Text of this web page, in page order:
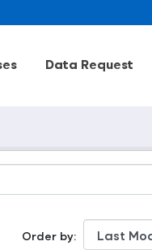
Data Request
Order by